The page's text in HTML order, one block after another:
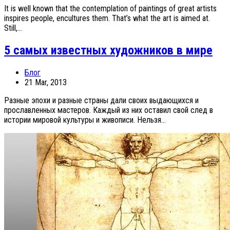
It is well known that the contemplation of paintings of great artists
inspires people, encultures them. That’s what the art is aimed at.
Still,...
5 самых известных художников в мире
Блог
21 Mar, 2013
Разные эпохи и разные страны дали своих выдающихся и
прославленных мастеров. Каждый из них оставил свой след в
истории мировой культуры и живописи. Нельзя...